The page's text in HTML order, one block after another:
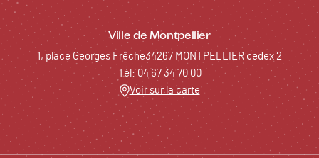
Ville de Montpellier
1, place Georges Frêche34267 MONTPELLIER cedex 2
Tél: 04 67 34 70 00
Voir sur la carte